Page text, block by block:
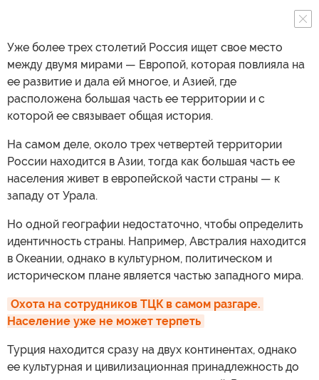
Уже более трех столетий Россия ищет свое место
между двумя мирами — Европой, которая повлияла на
ее развитие и дала ей многое, и Азией, где
расположена большая часть ее территории и с
которой ее связывает общая история.
На самом деле, около трех четвертей территории
России находится в Азии, тогда как большая часть ее
населения живет в европейской части страны — к
западу от Урала.
Но одной географии недостаточно, чтобы определить
идентичность страны. Например, Австралия находится
в Океании, однако в культурном, политическом и
историческом плане является частью западного мира.
Охота на сотрудников ТЦК в самом разгаре.
Население уже не может терпеть
Турция находится сразу на двух континентах, однако
ее культурная и цивилизационная принадлежность до